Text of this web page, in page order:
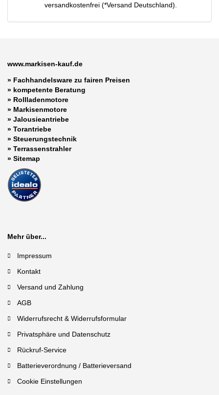
versandkostenfrei (*Versand Deutschland).
www.markisen-kauf.de
» Fachhandelsware zu fairen Preisen
» kompetente Beratung
» Rollladenmotore
» Markisenmotore
» Jalousieantriebe
» Torantriebe
» Steuerungstechnik
» Terrassenstrahler
» Sitemap
Mehr über...
Impressum
Kontakt
Versand und Zahlung
AGB
Widerrufsrecht & Widerrufsformular
Privatsphäre und Datenschutz
Rückruf-Service
Batterieverordnung / Batterieversand
Cookie Einstellungen